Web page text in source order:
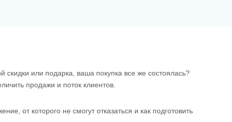
или подарка, ваша покупка все же состоялась?
продажи и поток клиентов.
от которого не смогут отказаться и как подготовить